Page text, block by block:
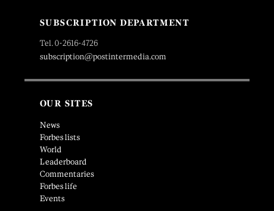
SUBSCRIPTION DEPARTMENT
Tel. 0-2616-4726
subscription@postintermedia.com
OUR SITES
News
Forbes lists
World
Leaderboard
Commentaries
Forbes life
Events